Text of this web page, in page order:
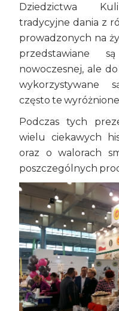
Dziedzictwa
tradycyjne dania z
prowadzonych na
przedstawiane
nowoczesnej, ale
wykorzystywane
często te
Podczas tych
wielu ciekawych
oraz o walorach
poszczególnych